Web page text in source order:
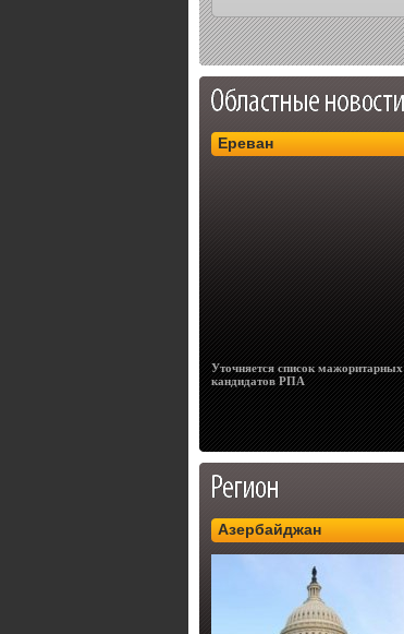
Ереван
Уточняется список мажоритарных
кандидатов РПА
Азербайджан